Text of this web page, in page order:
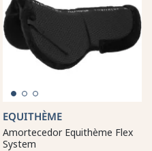
EQUITHÈME
Amortecedor Equithème Flex
System